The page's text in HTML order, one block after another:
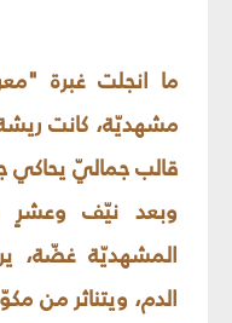
ما انجلت غبرة
مشهديّة، كانت
قالب جماليّ يحاكي
وبعد نيّف وعشرٍ
المشهديّة غضّة،
الدم، ويتناثر من